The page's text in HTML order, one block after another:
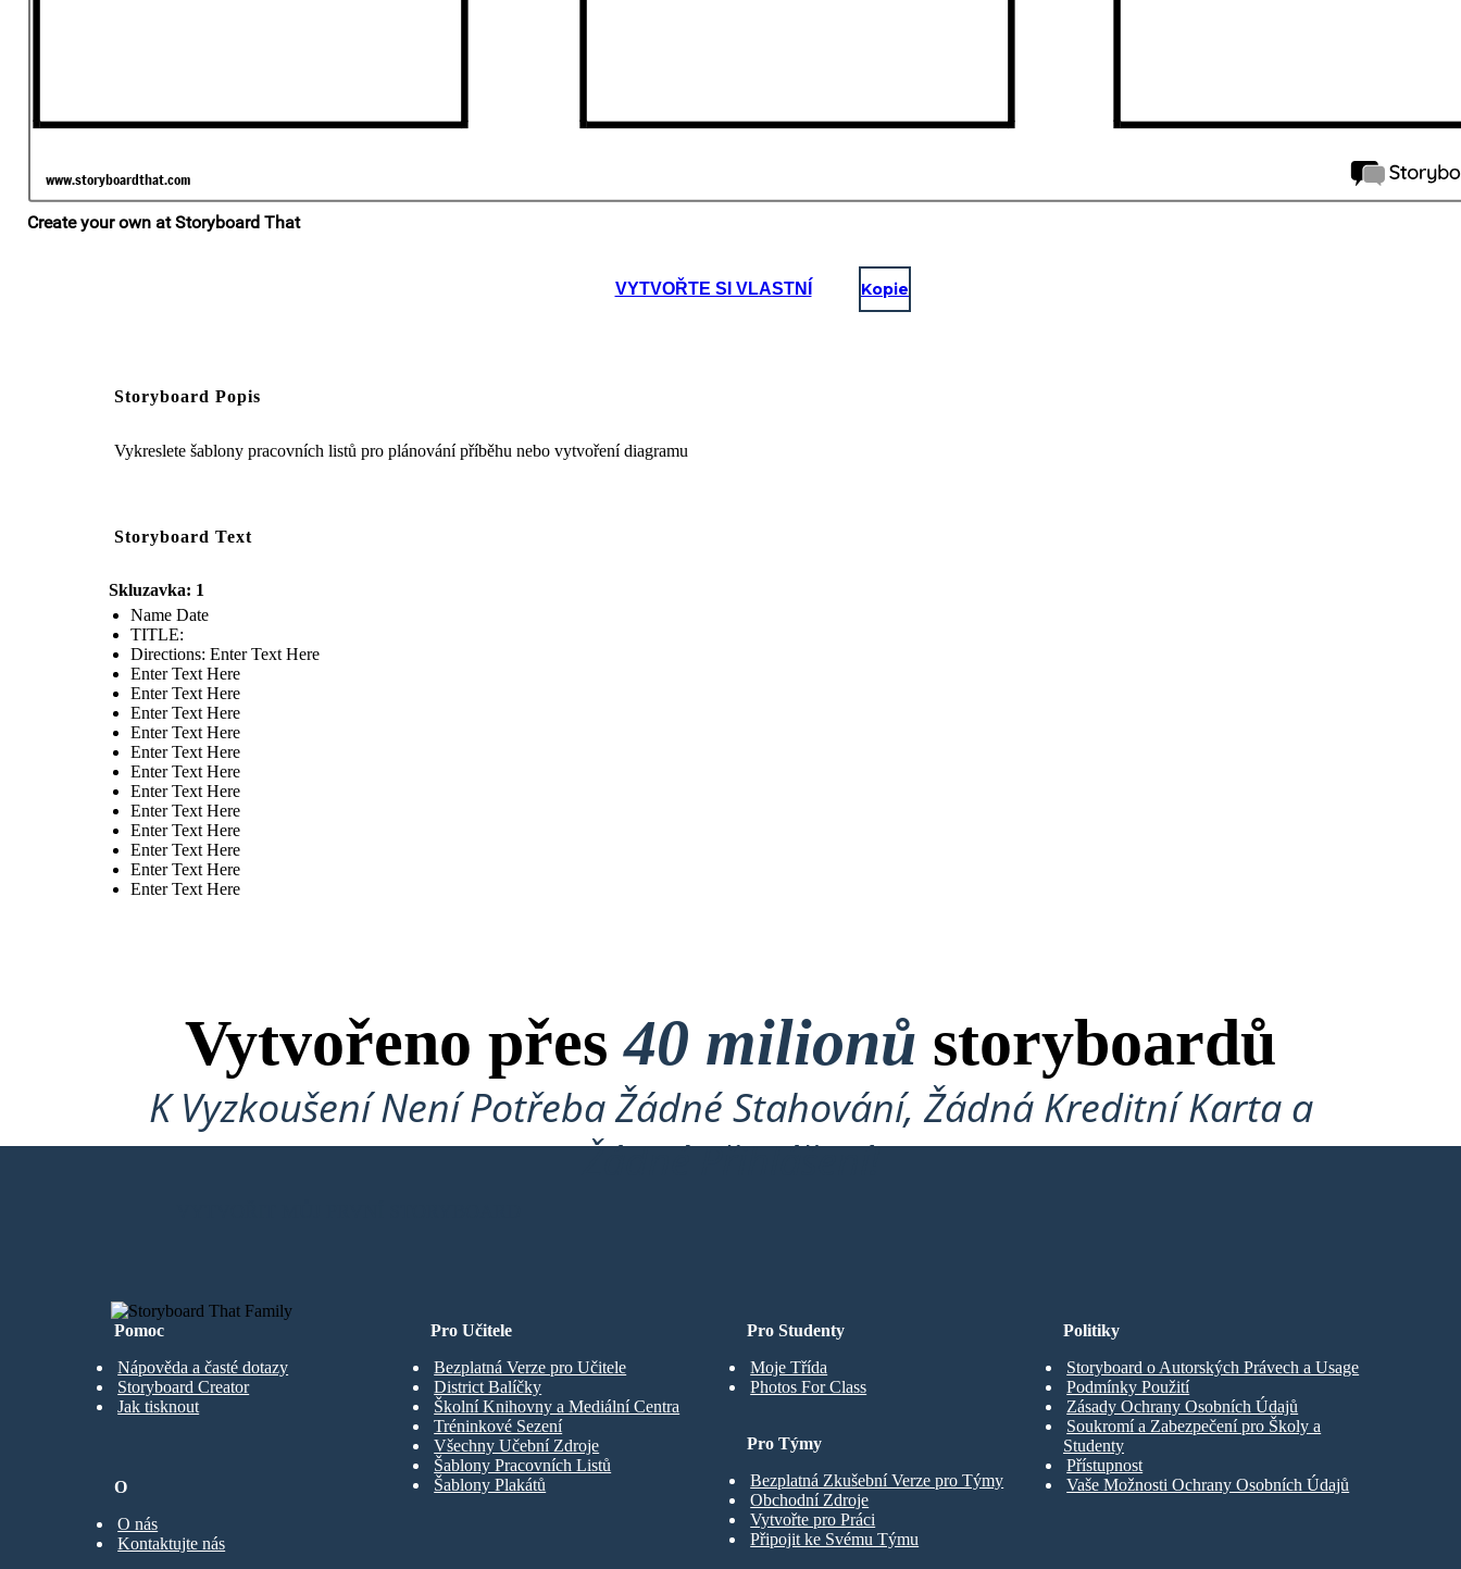
VYTVOŘTE SI VLASTNÍ Kopie
Storyboard Popis
Vykreslete šablony pracovních listů pro plánování příběhu nebo vytvoření diagramu
Storyboard Text
Skluzavka: 1
Name Date
TITLE :
Directions: Enter Text Here
Enter Text Here
Enter Text Here
Enter Text Here
Enter Text Here
Enter Text Here
Enter Text Here
Enter Text Here
Enter Text Here
Enter Text Here
Enter Text Here
Enter Text Here
Enter Text Here
Vytvořeno přes40 milionů storyboardů
K Vyzkoušení Není Potřeba Žádné Stahování, Žádná Kreditní Karta a
Žádné Přihlášení!
Pomoc
Nápověda a časté dotazy
Storyboard Creator
Jak tisknout
Pro Studenty
Moje Třída
Photos For Class
Pro Učitele
Bezplatná Verze pro Učitele
District Balíčky
Školní Knihovny a Mediální Centra
Tréninkové Sezení
Všechny Učební Zdroje
Šablony Pracovních Listů
Šablony Plakátů
Pro Týmy
Bezplatná Zkušební Verze pro Týmy
Obchodní Zdroje
Vytvořte pro Práci
Připojit ke Svému Týmu
O
O nás
Kontaktujte nás
Politiky
Storyboard o Autorských Právech a Usage
Podmínky Použití
Zásady Ochrany Osobních Údajů
Soukromí a Zabezpečení pro Školy a
Studenty
Přístupnost
Vaše Možnosti Ochrany Osobních Údajů